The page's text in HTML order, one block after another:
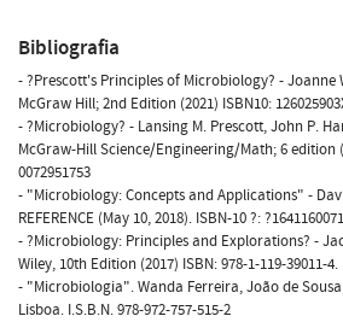
Bibliografia
- ?Prescott's Principles of Microbiology? - Joanne
McGraw Hill; 2nd Edition (2021) ISBN10:
- ?Microbiology? - Lansing M. Prescott, John P.
McGraw-Hill Science/Engineering/Math; 6 edition
0072951753
- "Microbiology: Concepts and Applications" -
REFERENCE (May 10, 2018). ISBN-10 ?: ?1641160071
- ?Microbiology: Principles and Explorations? -
Wiley, 10th Edition (2017) ISBN: 978-1-119-39011-4.
- "Microbiologia". Wanda Ferreira, João de
Lisboa. I.S.B.N. 978-972-757-515-2